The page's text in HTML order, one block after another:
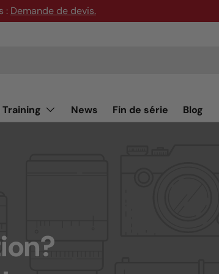
: Demande de devis.
News Fin de série Blog